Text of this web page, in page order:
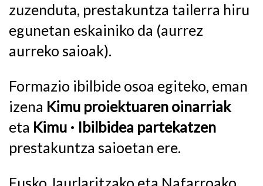
zuzenduta, prestakuntza tailerra hiru
egunetan eskainiko da (aurrez
aurreko saioak).
Formazio ibilbide osoa egiteko, eman
izena Kimu proiektuaren oinarriak
eta Kimu · Ibilbidea partekatzen
prestakuntza saioetan ere.
Eusko Jaurlaritzako eta Nafarroako